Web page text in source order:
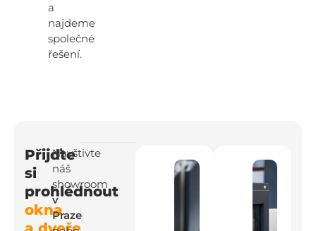
a
najdeme
společné
řešení.
Přijďte
si
prohlédnout
okna
Navštivte
náš
showroom
v
Praze